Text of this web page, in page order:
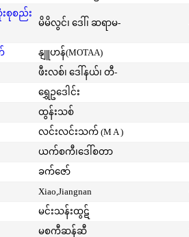
းစုစည်း
မိမိလွင်၊ ဒေါ်၊ ဆရာမ-
နျူဟန်(MOTAA)
ဖီးလစ်၊ ဒေါ်နယ်၊ တီ-
ရွှေဥဒေါင်း
ထွန်းသစ်
လင်းလင်းသက် (M A )
ယက်စကီ၊ဒေါ်စတာ
ခက်ဇော်
Xiao,Jiangnan
မင်းသန်းထွဋ်
မစကီဆန်ဆီ